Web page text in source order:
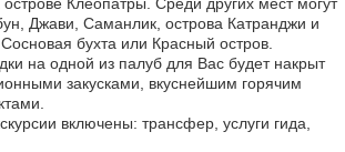
Джави, Саманлик, острова Катранджи и
бухта или Красный остров.
на одной из палуб для Вас будет накрыт
закусками, вкуснейшим горячим
включены: трансфер, услуги гида,